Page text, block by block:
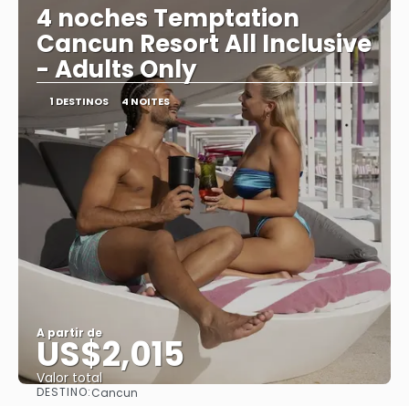
4 noches Temptation
Cancun Resort All Inclusive
- Adults Only
1 DESTINOS 4 NOITES
A partir de
US$2,015
Valor total
DESTINO:Cancun